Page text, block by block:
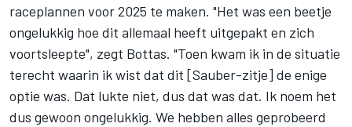
raceplannen voor 2025 te maken. "Het was een beetje
ongelukkig hoe dit allemaal heeft uitgepakt en zich
voortsleepte", zegt Bottas. "Toen kwam ik in de situatie
terecht waarin ik wist dat dit [Sauber-zitje] de enige
optie was. Dat lukte niet, dus dat was dat. Ik noem het
dus gewoon ongelukkig. We hebben alles geprobeerd